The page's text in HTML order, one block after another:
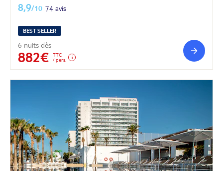
8,9/10 74 avis
BEST SELLER
6 nuits dès
882€
TTC
/ pers.